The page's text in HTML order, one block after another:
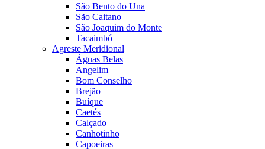
São Bento do Una
São Caitano
São Joaquim do Monte
Tacaimbó
Agreste Meridional
Águas Belas
Angelim
Bom Conselho
Brejão
Buíque
Caetés
Calçado
Canhotinho
Capoeiras